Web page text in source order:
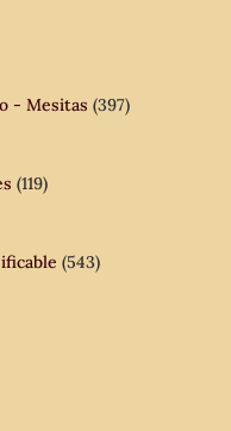
- Mesitas (397)
(119)
(543)